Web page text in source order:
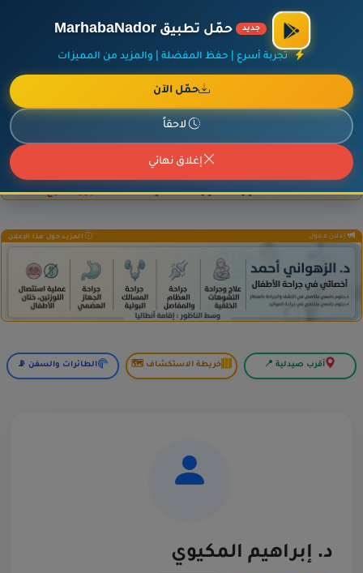
أضف نشاطك مجاناً
جديد حمّل تطبيق MarhabaNador
تجربة أسرع | حفظ المفضلة | والمزيد من المميزات
حمّل الآن
لاحقاً
إغلاق نهائي
إعلان ممول المزيد حول هذا الإعلان
إعلان ممول المزيد حول هذا الإعلان
أقرب صيدلية 📍 خريطة الاستكشاف 🗺️ الطائرات والسفن 📡
د. إبراهيم المكيوي